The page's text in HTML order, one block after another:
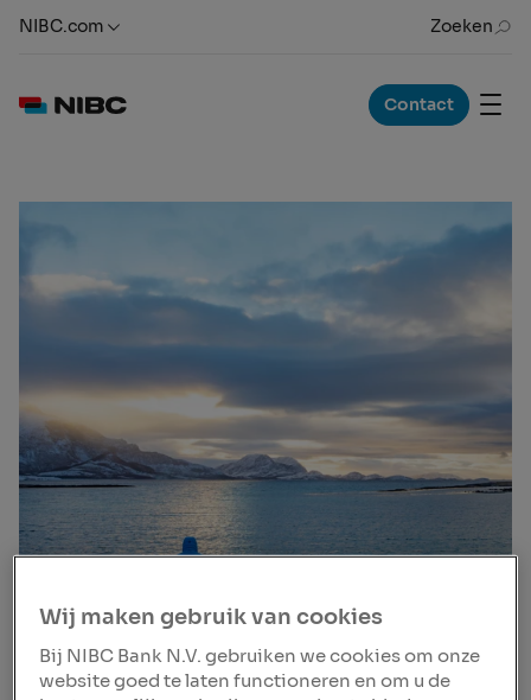
NIBC.com Zoeken
Contact
Wij maken gebruik van cookies
Bij NIBC Bank N.V. gebruiken we cookies om onze
website goed te laten functioneren en om u de